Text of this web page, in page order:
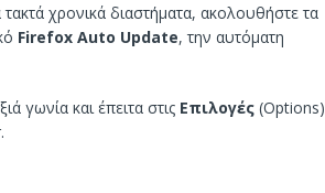
χρονικά διαστήματα, ακολουθήστε τα
Firefox Auto Update, την αυτόματη
γωνία και έπειτα στις Επιλογές (Options)